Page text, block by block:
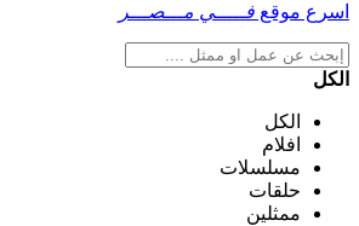
اسرع موقع فـــــي مـــصـــر
الكل
الكل
افلام
مسلسلات
حلقات
ممثلين